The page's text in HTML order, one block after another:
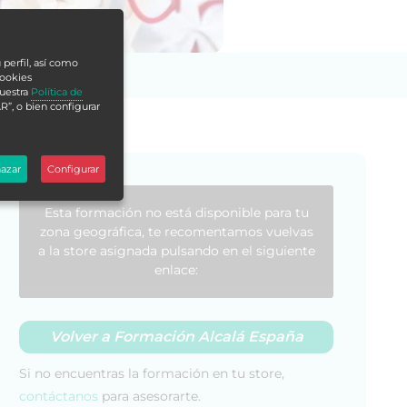
Esta formación no está disponible para tu
zona geográfica, te recomentamos vuelvas
a la store asignada pulsando en el siguiente
enlace:
Volver a Formación Alcalá España
Si no encuentras la formación en tu store,
contáctanos para asesorarte.
perfil, así como
Política de
o bien configurar
Configurar